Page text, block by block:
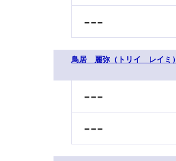
---
鳥居 麗弥（トリイ レイミ）
---
---